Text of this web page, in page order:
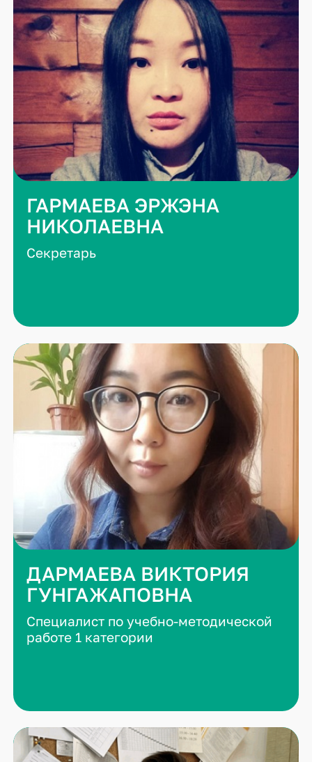
ГАРМАЕВА ЭРЖЭНА
НИКОЛАЕВНА
Секретарь
ДАРМАЕВА ВИКТОРИЯ
ГУНГАЖАПОВНА
Специалист по учебно-методической
работе 1 категории